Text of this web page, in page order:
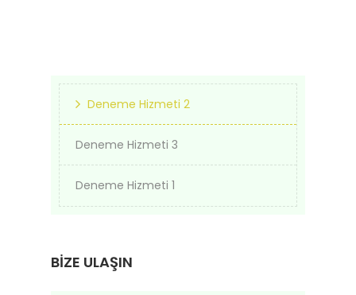
Deneme Hizmeti 2
Deneme Hizmeti 3
Deneme Hizmeti 1
BİZE ULAŞIN